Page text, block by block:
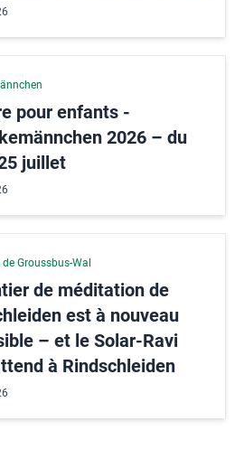
pour enfants -
2026 – du
juillet
Groussbus-Wal
de méditation de
est à nouveau
– et le Solar-Ravi
à Rindschleiden